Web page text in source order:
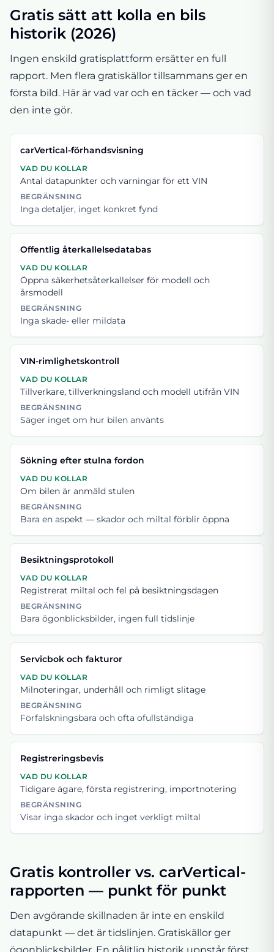
Gratis sätt att kolla en bils
historik (2026)
Ingen enskild gratisplattform ersätter en full
rapport. Men flera gratiskällor tillsammans ger en
första bild. Här är vad var och en täcker — och vad
den inte gör.
carVertical-förhandsvisning
VAD DU KOLLAR
Antal datapunkter och varningar för ett VIN
BEGRÄNSNING
Inga detaljer, inget konkret fynd
Offentlig återkallelsedatabas
VAD DU KOLLAR
Öppna säkerhetsåterkallelser för modell och
årsmodell
BEGRÄNSNING
Inga skade- eller mildata
VIN-rimlighetskontroll
VAD DU KOLLAR
Tillverkare, tillverkningsland och modell utifrån VIN
BEGRÄNSNING
Säger inget om hur bilen använts
Sökning efter stulna fordon
VAD DU KOLLAR
Om bilen är anmäld stulen
BEGRÄNSNING
Bara en aspekt — skador och miltal förblir öppna
Besiktningsprotokoll
VAD DU KOLLAR
Registrerat miltal och fel på besiktningsdagen
BEGRÄNSNING
Bara ögonblicksbilder, ingen full tidslinje
Servicbok och fakturor
VAD DU KOLLAR
Milnoteringar, underhåll och rimligt slitage
BEGRÄNSNING
Förfalskningsbara och ofta ofullständiga
Registreringsbevis
VAD DU KOLLAR
Tidigare ägare, första registrering, importnotering
BEGRÄNSNING
Visar inga skador och inget verkligt miltal
Gratis kontroller vs. carVertical-
rapporten — punkt för punkt
Den avgörande skillnaden är inte en enskild
datapunkt — det är tidslinjen. Gratiskällor ger